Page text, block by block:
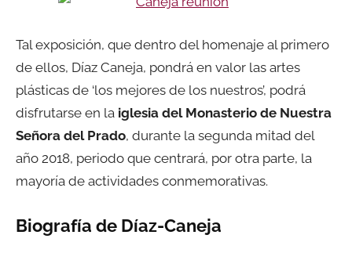
Tal exposición, que dentro del homenaje al primero
de ellos, Díaz Caneja, pondrá en valor las artes
plásticas de ‘los mejores de los nuestros’, podrá
disfrutarse en la iglesia del Monasterio de Nuestra
Señora del Prado, durante la segunda mitad del
año 2018, periodo que centrará, por otra parte, la
mayoría de actividades conmemorativas.
Biografía de Díaz-Caneja